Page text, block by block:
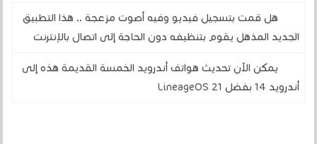
هل قمت بتسجيل فيديو وفيه أصوت مزعجة .. هذا التطبيق
الجديد المذهل يقوم بتنظيفه دون الحاجة إلى اتصال بالإنترنت
يمكن الآن تحديث هواتف أندرويد الخمسة القديمة هذه إلى
أندرويد 14 بفضل LineageOS 21